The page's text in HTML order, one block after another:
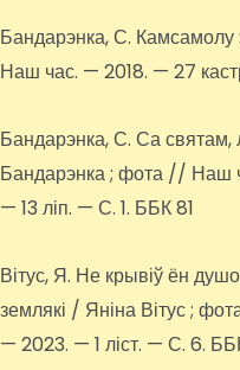
Бандарэнка, С.
Наш час. — 2018. — 27
Бандарэнка, С. Са
Бандарэнка ; фота // Наш
— 13 ліп. — С. 1. ББК 81
Вітус, Я. Не крывіў ён
землякі / Яніна Вітус ;
— 2023. — 1 ліст. — С. 6.